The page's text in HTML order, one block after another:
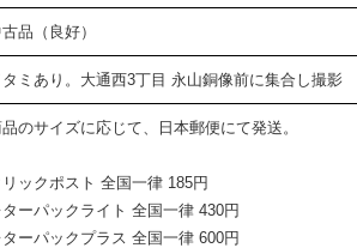
品（良好）
タミあり。大通西3丁目 永山銅像前に集合し撮影
のサイズに応じて、日本郵便にて発送。
リックポスト 全国一律 185円
ターパックライト 全国一律 430円
ターパックプラス 全国一律 600円